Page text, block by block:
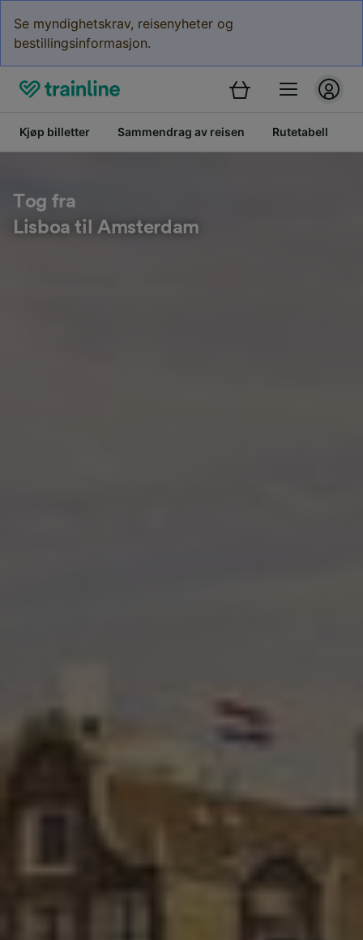
Se myndighetskrav, reisenyheter og
bestillingsinformasjon.
Kjøp billetter Sammendrag av reisen Rutetabell
Tog fra
Lisboa til Amsterdam